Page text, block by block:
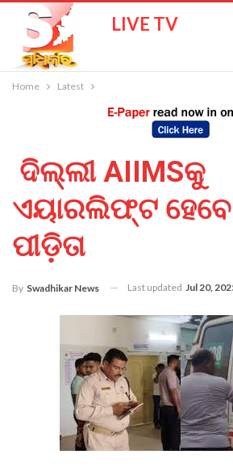
LIVE TV
Home Latest
ଦିଲ୍ଲୀ AIIMSକୁ
ଏୟାରଲିଫ୍ଟ
ପୀଡ଼ିତା
By Swadhikar News Last updated Jul 20,